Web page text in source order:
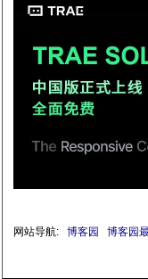
网站导航: 博客园 博客园